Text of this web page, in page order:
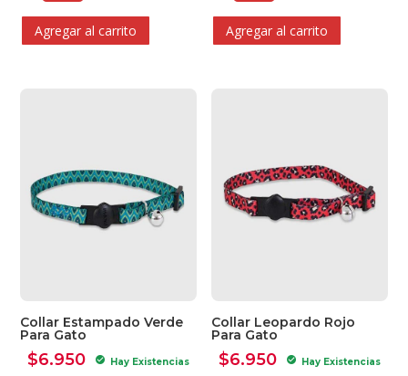
Agregar al carrito Agregar al carrito
Collar Estampado Verde
Para Gato
$6.950 check_circle Hay Existencias
Collar Leopardo Rojo
Para Gato
$6.950 check_circle Hay Existencias